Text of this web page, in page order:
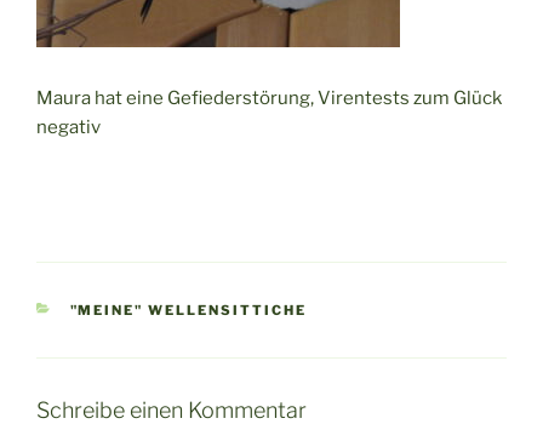
Maura hat eine Gefiederstörung, Virentests zum Glück
negativ
KATEGORIEN
"MEINE" WELLENSITTICHE
Schreibe einen Kommentar